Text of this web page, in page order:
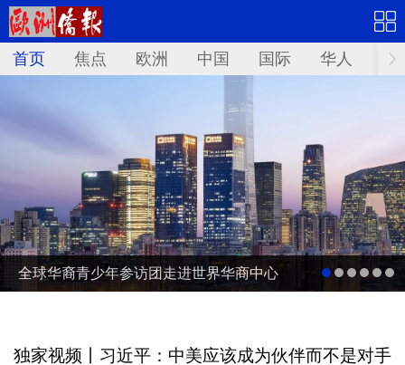
首页 焦点 欧洲 中国 国际 华人 文
全球华裔青少年参访团走进世界华商中心
独家视频丨习近平：中美应该成为伙伴而不是对手